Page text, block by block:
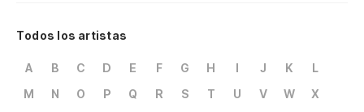
Todos los artistas
A B C D E F G H I J K
L
M
N O P Q R S T U V W
X